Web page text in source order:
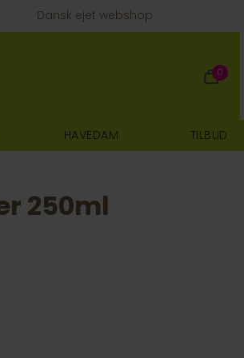
Dansk ejet webshop
0
HAVEDAM TILBUD
250ml